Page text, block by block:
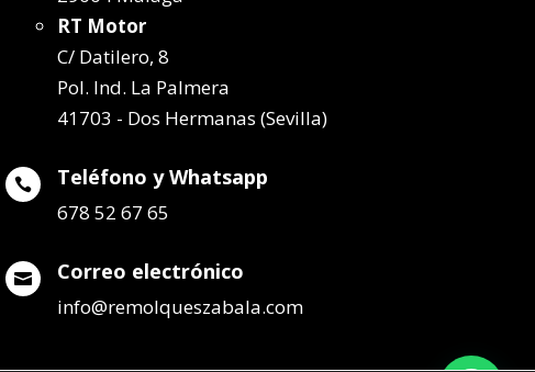
RT Motor
C/ Datilero, 8
Pol. Ind. La Palmera
41703 - Dos Hermanas (Sevilla)
 Teléfono y Whatsapp
678 52 67 65
 Correo electrónico
info@remolqueszabala.com